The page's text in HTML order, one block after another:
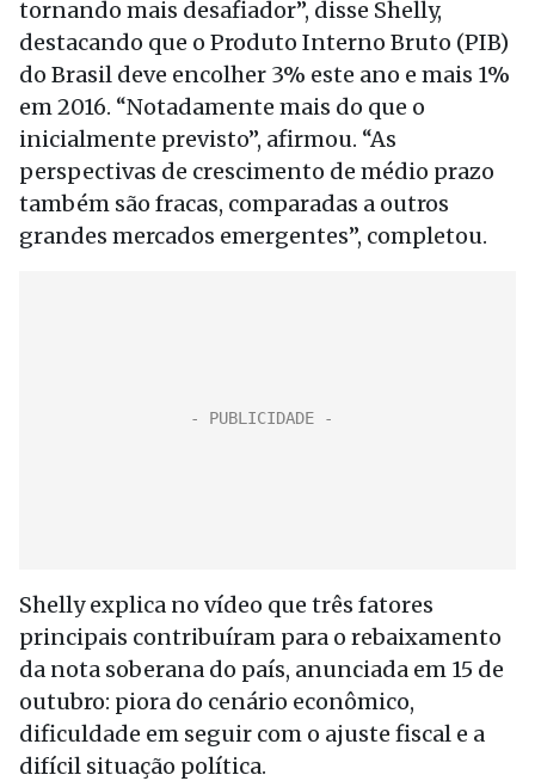
tornando mais desafiador”, disse Shelly,
destacando que o Produto Interno Bruto (PIB)
do Brasil deve encolher 3% este ano e mais 1%
em 2016. “Notadamente mais do que o
inicialmente previsto”, afirmou. “As
perspectivas de crescimento de médio prazo
também são fracas, comparadas a outros
grandes mercados emergentes”, completou.
Shelly explica no vídeo que três fatores
principais contribuíram para o rebaixamento
da nota soberana do país, anunciada em 15 de
outubro: piora do cenário econômico,
dificuldade em seguir com o ajuste fiscal e a
difícil situação política.